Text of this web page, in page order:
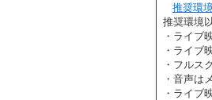
推奨環
推奨環境
・ライブ
・ライブ
・フルス
・音声は
・ライブ